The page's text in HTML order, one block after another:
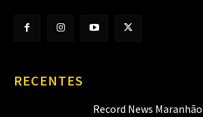
RECENTES
Record News Maranhão